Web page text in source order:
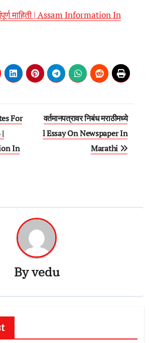
माहिती | Assam Information In
For
In
वर्तमानपत्रावर निबंध मराठीमध्ये
l Essay On Newspaper In
Marathi
Byvedu